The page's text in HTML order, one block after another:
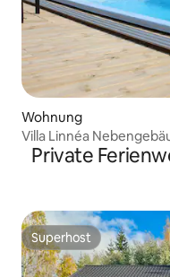
Wohnung
Villa Linnéa
Private
Superhost
Superhost